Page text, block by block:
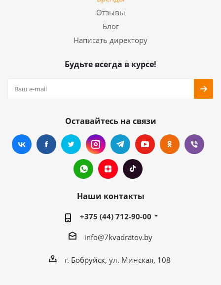
Отзывы
Блог
Написать директору
Будьте всегда в курсе!
Оставайтесь на связи
Наши контакты
+375 (44) 712-90-00
info@7kvadratov.by
г. Бобруйск, ул. Минская, 108